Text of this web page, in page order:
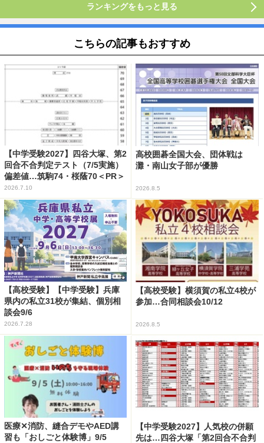
ランキングをもっと見る
こちらの記事もおすすめ
【中学受験2027】四谷大塚、第2
回合不合判定テスト（7/5実施）
偏差値…筑駒74・桜蔭70＜PR＞
2026.7.10
高校囲碁全国大会、団体戦は
灘・南山女子部が優勝
2026.8.5
【高校受験】【中学受験】兵庫
県内の私立31校が集結、個別相
談会9/6
2026.7.28
【高校受験】横須賀の私立4校が
参加…合同相談会10/12
2026.8.5
医療✕消防、縫合デモやAED講
習も「おしごと体験博」9/5
【中学受験2027】人気校の併願
先は…四谷大塚「第2回合不合判